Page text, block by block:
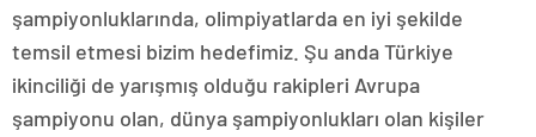
şampiyonluklarında, olimpiyatlarda en iyi şekilde
temsil etmesi bizim hedefimiz. Şu anda Türkiye
ikinciliği de yarışmış olduğu rakipleri Avrupa
şampiyonu olan, dünya şampiyonlukları olan kişiler